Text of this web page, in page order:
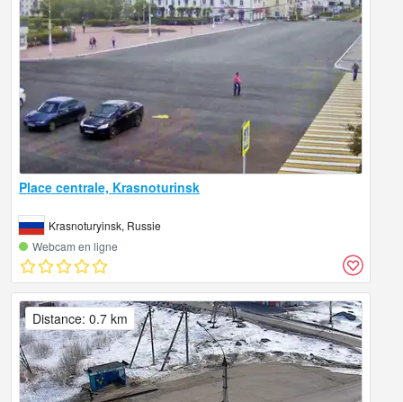
Place centrale, Krasnoturinsk
Krasnoturyinsk, Russie
Webcam en ligne
Distance: 0.7 km